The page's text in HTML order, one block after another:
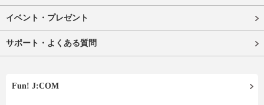
イベント・プレゼント
サポート・よくある質問
Fun! J:COM